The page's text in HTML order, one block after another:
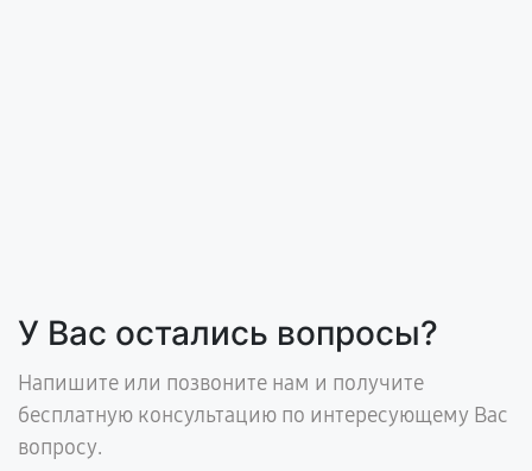
У Вас остались вопросы?
Напишите или позвоните нам и получите
бесплатную консультацию по интересующему Вас
вопросу.